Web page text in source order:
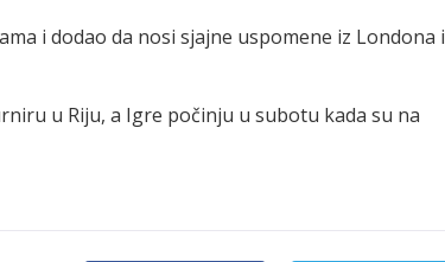
i dodao da nosi sjajne uspomene iz Londona i
u Riju, a Igre počinju u subotu kada su na